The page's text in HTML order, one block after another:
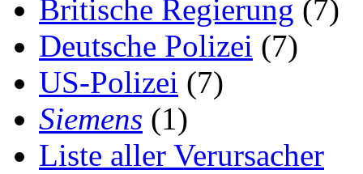
Britische Regierung (7)
Deutsche Polizei (7)
US-Polizei (7)
Siemens (1)
Liste aller Verursacher